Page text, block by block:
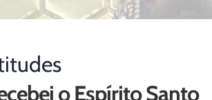
o Espírito Santo